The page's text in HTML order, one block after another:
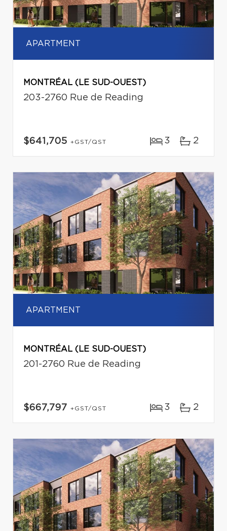
APARTMENT
MONTRÉAL (LE SUD-OUEST)
203-2760 Rue de Reading
$641,705 +GST/QST 3 2
APARTMENT
MONTRÉAL (LE SUD-OUEST)
201-2760 Rue de Reading
$667,797 +GST/QST 3 2